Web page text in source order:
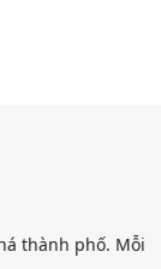
thành phố. Mỗi